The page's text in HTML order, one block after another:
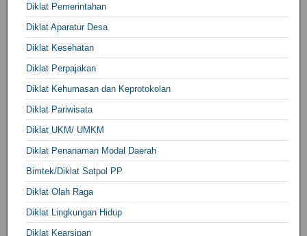
Diklat Pemerintahan
Diklat Aparatur Desa
Diklat Kesehatan
Diklat Perpajakan
Diklat Kehumasan dan Keprotokolan
Diklat Pariwisata
Diklat UKM/ UMKM
Diklat Penanaman Modal Daerah
Bimtek/Diklat Satpol PP
Diklat Olah Raga
Diklat Lingkungan Hidup
Diklat Kearsipan